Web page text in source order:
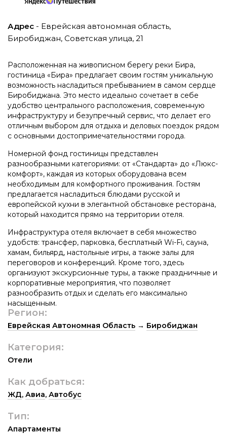
Адрес - Еврейская автономная область,
Биробиджан, Советская улица, 21
Расположенная на живописном берегу реки Бира,
гостиница «Бира» предлагает своим гостям уникальную
возможность насладиться пребыванием в самом сердце
Биробиджана. Это место идеально сочетает в себе
удобство центрального расположения, современную
инфраструктуру и безупречный сервис, что делает его
отличным выбором для отдыха и деловых поездок рядом
с основными достопримечательностями города.
Номерной фонд гостиницы представлен
разнообразными категориями: от «Стандарта» до «Люкс-
комфорт», каждая из которых оборудована всем
необходимым для комфортного проживания. Гостям
предлагается насладиться блюдами русской и
европейской кухни в элегантной обстановке ресторана,
который находится прямо на территории отеля.
Инфраструктура отеля включает в себя множество
удобств: трансфер, парковка, бесплатный Wi-Fi, сауна,
хамам, бильярд, настольные игры, а также залы для
переговоров и конференций. Кроме того, здесь
организуют экскурсионные туры, а также праздничные и
корпоративные мероприятия, что позволяет
разнообразить отдых и сделать его максимально
насыщенным.
Регион:
Еврейская Автономная Область → Биробиджан
Категория:
Отели
Как добраться:
ЖД, Авиа, Автобус
Тип:
Апартаменты